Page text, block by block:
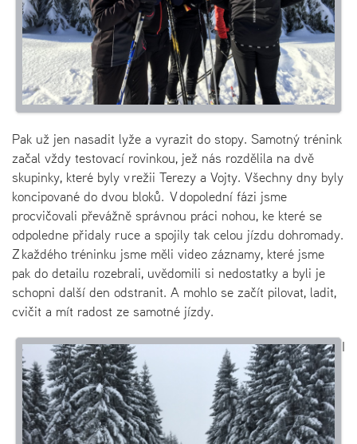
Pak už jen nasadit lyže a vyrazit do stopy. Samotný trénink
začal vždy testovací rovinkou, jež nás rozdělila na dvě
skupinky, které byly v režii Terezy a Vojty. Všechny dny byly
koncipované do dvou bloků. V dopolední fázi jsme
procvičovali převážně správnou práci nohou, ke které se
odpoledne přidaly ruce a spojily tak celou jízdu dohromady.
Z každého tréninku jsme měli video záznamy, které jsme
pak do detailu rozebrali, uvědomili si nedostatky a byli je
schopni další den odstranit. A mohlo se začít pilovat, ladit,
cvičit a mít radost ze samotné jízdy.
I